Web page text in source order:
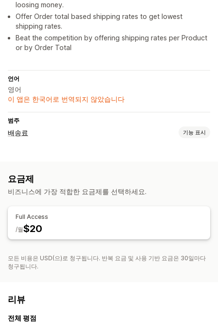
loosing money.
Offer Order total based shipping rates to get lowest
shipping rates.
Beat the competition by offering shipping rates per Product
or by Order Total
언어
영어
이 앱은 한국어로 번역되지 않았습니다
범주
배송료 기능 표시
맞춤 설정
요금제
비즈니스에 가장 적합한 요금제를 선택하세요.
Full Access
$20
/월
모든 비용은 USD(으)로 청구됩니다. 반복 요금 및 사용 기반 요금은 30일마다
청구됩니다.
리뷰
전체 평점